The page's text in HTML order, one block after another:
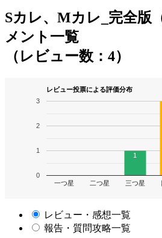
Sカレ、Mカレ_完全版
メント一覧
（レビュー数：4）
レビュー投票による評価分布
一つ星 二つ星 三つ星
0
1
2
3
1
レビュー・感想一覧
報告・質問攻略一覧